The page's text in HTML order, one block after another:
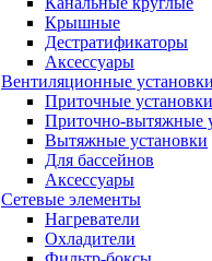
Крышные
Дестратификаторы
Аксессуары
Вентиляционные установки
Приточные установки
Приточно-вытяжные
Вытяжные установки
Для бассейнов
Аксессуары
Сетевые элементы
Нагреватели
Охладители